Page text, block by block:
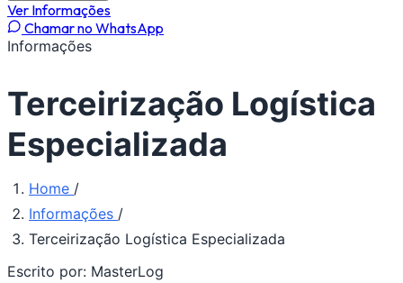
Ver Informações
Chamar no WhatsApp
Informações
Terceirização Logística
Especializada
Home /
Informações /
Terceirização Logística Especializada
Escrito por: MasterLog